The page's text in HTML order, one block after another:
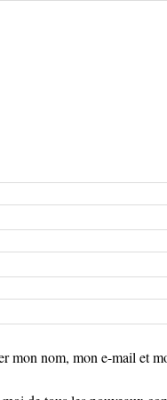
mon nom, mon e-mail et